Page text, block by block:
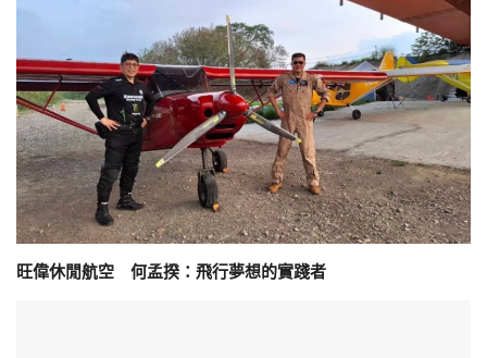
旺偉休閒航空 何孟揆：飛行夢想的實踐者